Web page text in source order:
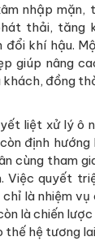
nhập mặn,
thải, tăng
đổi khí hậu.
giúp nâng
khách, đồng
liệt xử lý ô
định
cùng tham
Việc quyết
là nhiệm
là chiến
thế hệ tương